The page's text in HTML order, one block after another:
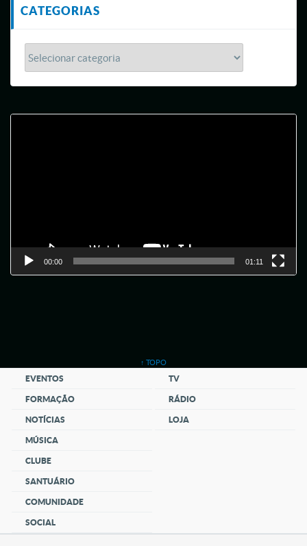
CATEGORIAS
00:00 01:11
↑ TOPO
EVENTOS
FORMAÇÃO
NOTÍCIAS
MÚSICA
CLUBE
SANTUÁRIO
COMUNIDADE
SOCIAL
TV
RÁDIO
LOJA